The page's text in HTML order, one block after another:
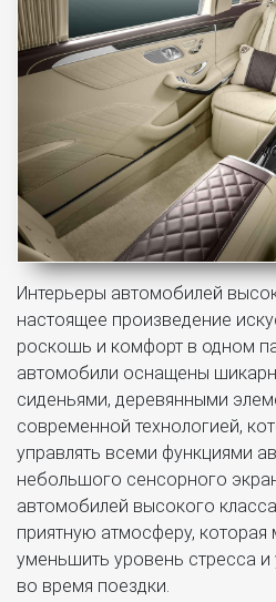
Интерьеры автомобилей
настоящее произведение
роскошь и комфорт в одном
автомобили оснащены
сиденьями, деревянными
современной технологией,
управлять всеми функциями
небольшого сенсорного
автомобилей высокого
приятную атмосферу,
уменьшить уровень стресса и
во время поездки.